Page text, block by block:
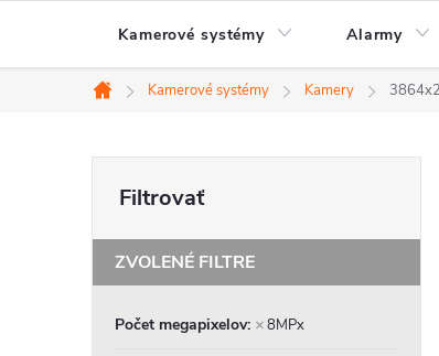
Kamerové systémy Alarmy
Domov
Kamerové systémy Kamery
o
č
Počet megapixelov 8MPx